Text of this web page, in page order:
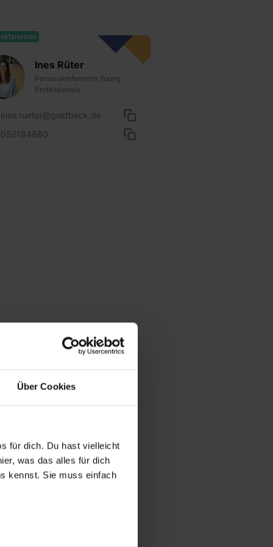
Über Cookies
für dich. Du hast vielleicht
was das alles für dich
kennst. Sie muss einfach
Ines Rüter
Personalreferentin Young
Professionals
ines.rueter@goldbeck.de
052194880